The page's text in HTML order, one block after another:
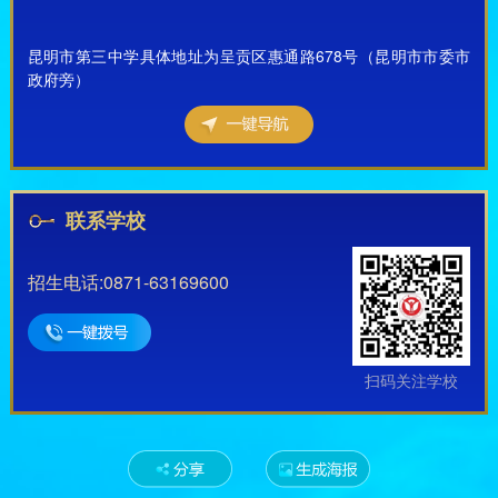
昆明市第三中学具体地址为呈贡区惠通路678号（昆明市市委市
政府旁）
联系学校
招生电话:0871-63169600
扫码关注学校